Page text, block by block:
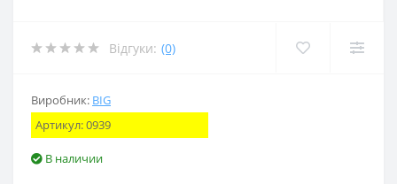
Відгуки: (0)
Виробник: BIG
Артикул:0939
В наличии